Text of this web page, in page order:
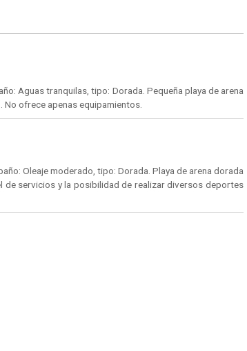
Aguas tranquilas, tipo: Dorada. Pequeña playa de arena
ofrece apenas equipamientos.
Oleaje moderado, tipo: Dorada. Playa de arena dorada
de servicios y la posibilidad de realizar diversos deportes